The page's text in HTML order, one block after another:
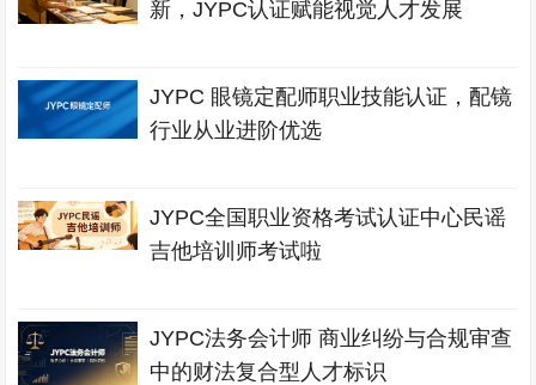
新，JYPC认证赋能视觉人才发展
JYPC 眼镜定配师职业技能认证，配镜
行业从业进阶优选
JYPC全国职业资格考试认证中心民谣
吉他培训师考试啦
JYPC法务会计师 商业纠纷与合规审查
中的财法复合型人才标识